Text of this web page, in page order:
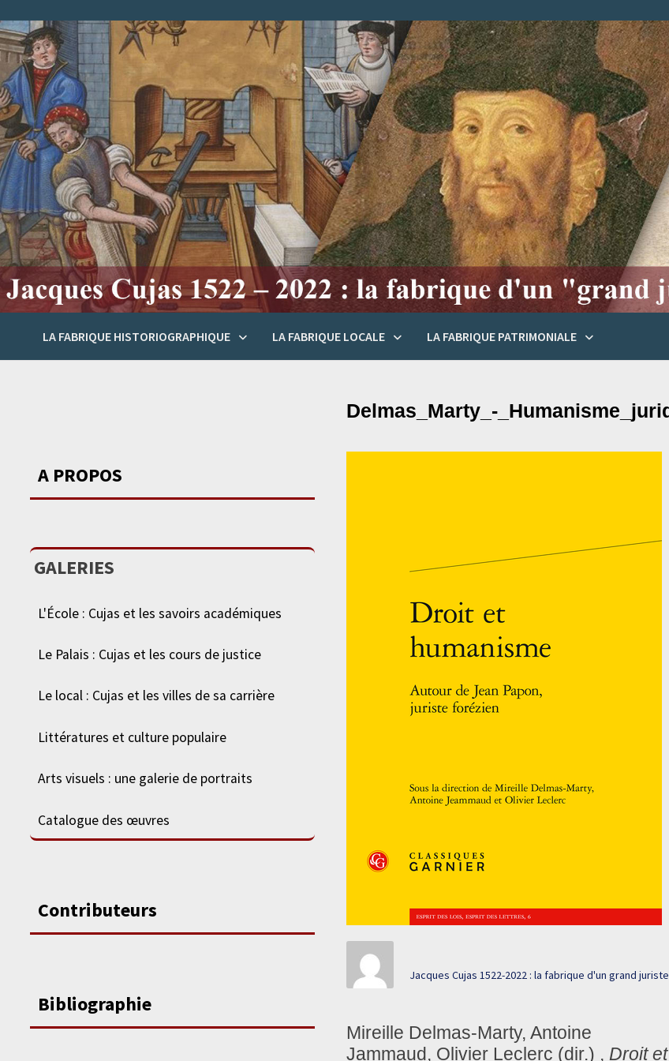
au
contenu
LA FABRIQUE HISTORIOGRAPHIQUE LA FABRIQUE LOCALE LA FABRIQUE PATRIMONIALE
Delmas_Marty_-
Jacques Cujas 1522-2022 : la fabrique d'un grand juriste
Mireille Delmas-Marty, Antoine
Jammaud, Olivier Leclerc (dir.) , Droit et
A PROPOS
GALERIES
L'École : Cujas et les savoirs académiques
Le Palais : Cujas et les cours de justice
Le local : Cujas et les villes de sa carrière
Littératures et culture populaire
Arts visuels : une galerie de portraits
Catalogue des œuvres
Contributeurs
Bibliographie